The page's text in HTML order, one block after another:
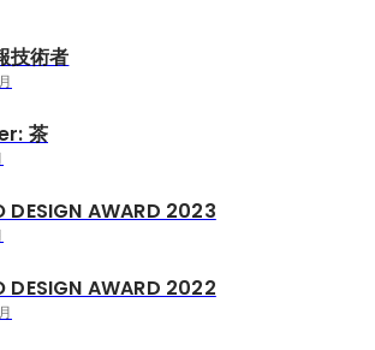
技術者
茶
DESIGN AWARD 2023
DESIGN AWARD 2022